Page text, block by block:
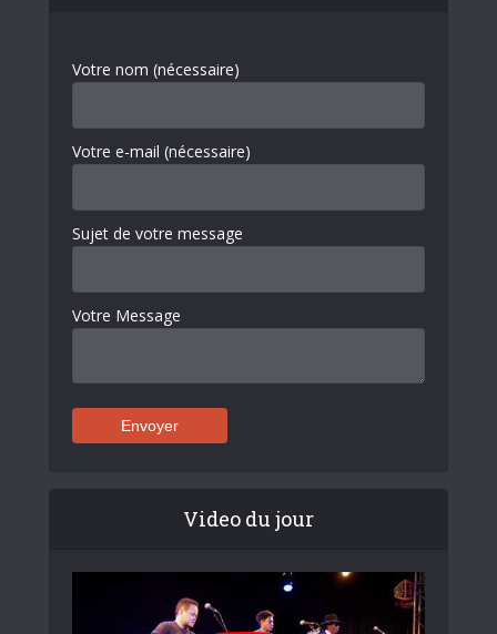
Votre nom (nécessaire)
Votre e-mail (nécessaire)
Sujet de votre message
Votre Message
Video du jour